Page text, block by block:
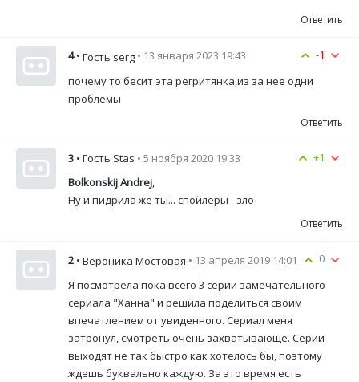
Ответить
-1
4 • Гость serg • 13 января 2023 19:43
почему то бесит эта регритянка,из за нее одни
проблемы
Ответить
+1
3 • Гость Stas • 5 ноября 2020 19:33
Bolkonskij Andrej,
Ну и пидрила же ты... спойлеры - зло
Ответить
0
2 • Вероника Мостовая • 13 апреля 2019 14:01
Я посмотрела пока всего 3 серии замечательного
сериала "Ханна" и решила поделиться своим
впечатлением от увиденного. Сериал меня
затронул, смотреть очень захватывающе. Серии
выходят не так быстро как хотелось бы, поэтому
ждешь буквально каждую. За это время есть